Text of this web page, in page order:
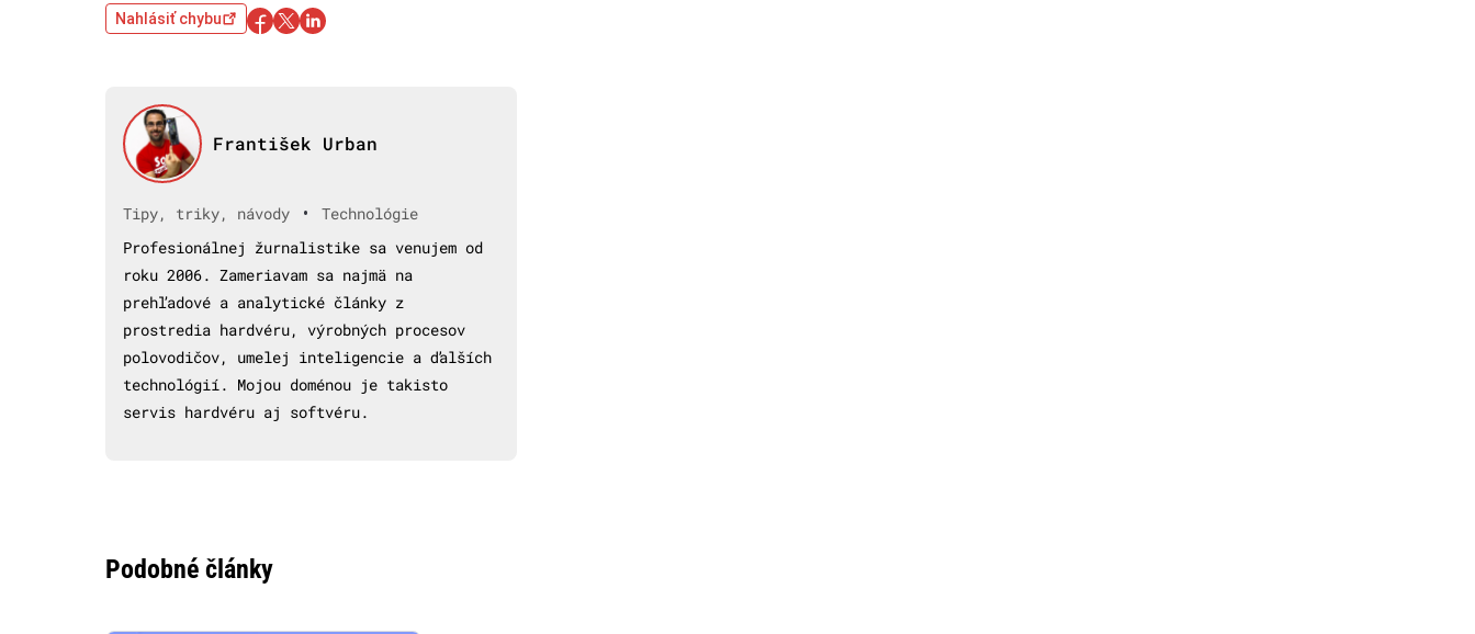
Nahlásiť chybu
František Urban
Tipy, triky, návody •
Technológie
Profesionálnej žurnalistike sa venujem od
roku 2006. Zameriavam sa najmä na
prehľadové a analytické články z
prostredia hardvéru, výrobných procesov
polovodičov, umelej inteligencie a ďalších
technológií. Mojou doménou je takisto
servis hardvéru aj softvéru.
Podobné články